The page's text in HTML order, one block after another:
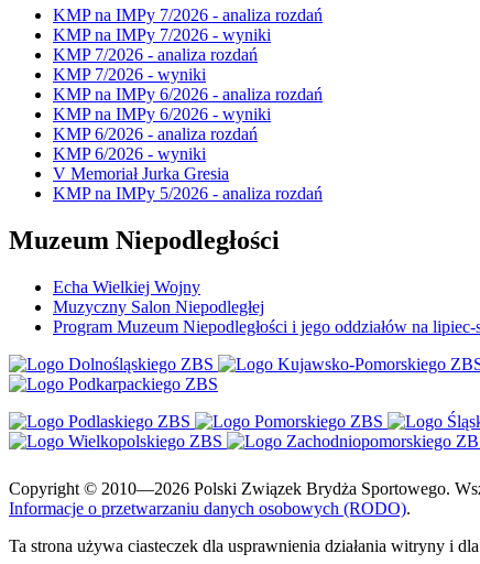
KMP na IMPy 7/2026 - analiza rozdań
KMP na IMPy 7/2026 - wyniki
KMP 7/2026 - analiza rozdań
KMP 7/2026 - wyniki
KMP na IMPy 6/2026 - analiza rozdań
KMP na IMPy 6/2026 - wyniki
KMP 6/2026 - analiza rozdań
KMP 6/2026 - wyniki
V Memoriał Jurka Gresia
KMP na IMPy 5/2026 - analiza rozdań
Muzeum Niepodległości
Echa Wielkiej Wojny
Muzyczny Salon Niepodległej
Program Muzeum Niepodległości i jego oddziałów na lipiec-
Copyright © 2010—2026 Polski Związek Brydża Sportowego.
Informacje o przetwarzaniu danych osobowych (RODO).
Ta strona używa ciasteczek dla usprawnienia działania witryny i